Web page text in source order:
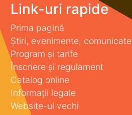
Link-uri rapide
Prima pagină
Știri, evenimente, comunicate
Program și tarife
Înscriere și regulament
Catalog online
Informații legale
Website-ul vechi